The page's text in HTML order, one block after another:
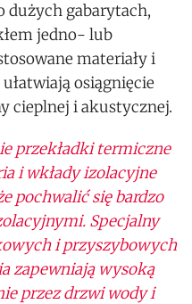
gabarytach,
jedno- lub
materiały i
osiągnięcie
cieplnej i akustycznej.
przekładki termiczne
i wkłady izolacyjne
pochwalić się bardzo
Specjalny
i przyszybowych
zapewniają wysoką
przez drzwi wody i